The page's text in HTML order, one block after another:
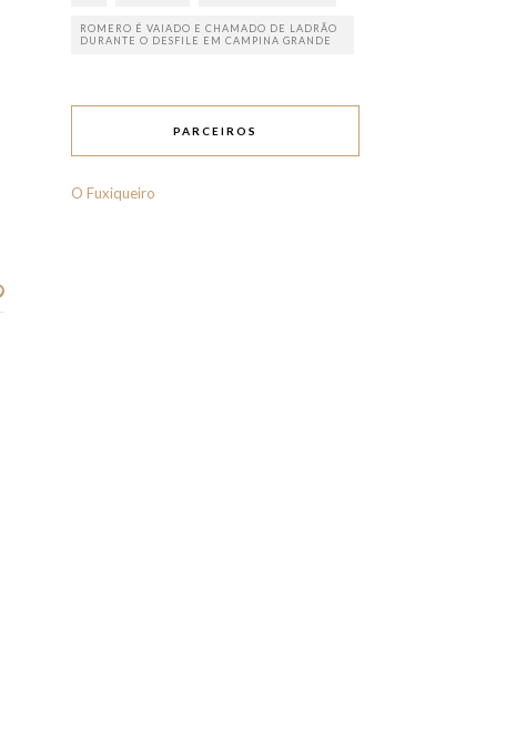
ROMERO É VAIADO E CHAMADO DE LADRÃO
DURANTE O DESFILE EM CAMPINA GRANDE
PARCEIROS
O Fuxiqueiro